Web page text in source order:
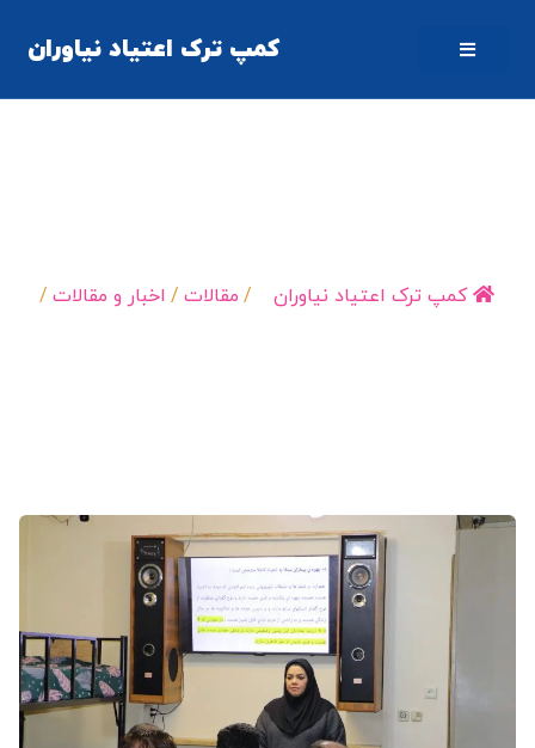
کمپ ترک اعتیاد نیاوران
کمپ ترک اعتیاد نیاوران / مقالات / اخبار و مقالات /